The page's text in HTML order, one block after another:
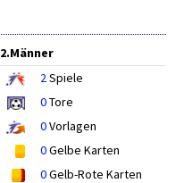
2.Männer
2Spiele
0Tore
0Vorlagen
0Gelbe Karten
0Gelb-Rote Karten